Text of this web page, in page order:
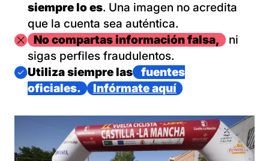
siempre lo es. Una imagen no acredita
que la cuenta sea auténtica.
ImagenNo compartas información falsa,
ni
sigas perfiles fraudulentos.
Imagen
Utiliza siempre las
fuentes
oficiales.
Infórmate aquí